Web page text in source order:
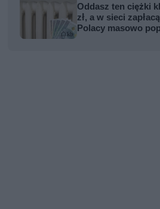
Oddasz ten ciężki
zł, a w sieci
Polacy masowo